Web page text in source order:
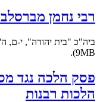
רבי נחמן
ביה"כ "בית יהודה", י-ם, ה'
9MB).
פסק הלכה נגד
הלכות רבנות